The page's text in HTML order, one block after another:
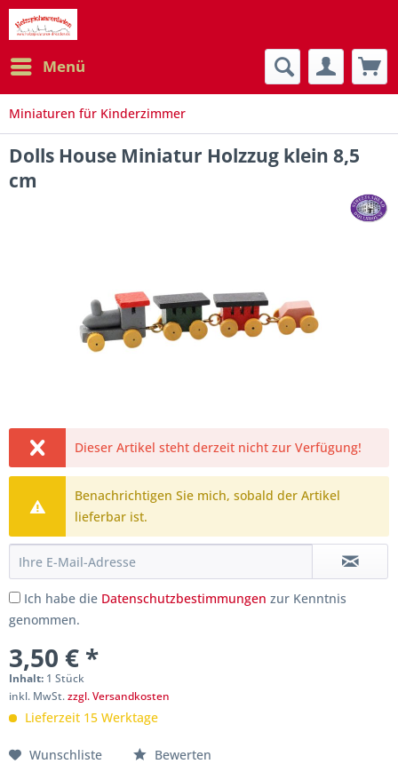
Menü
Miniaturen für Kinderzimmer
Dolls House Miniatur Holzzug klein 8,5
cm
Dieser Artikel steht derzeit nicht zur Verfügung!
Benachrichtigen Sie mich, sobald der Artikel
lieferbar ist.
Ich habe die Datenschutzbestimmungen zur Kenntnis
genommen.
3,50 € *
Inhalt: 1 Stück
inkl. MwSt.zzgl. Versandkosten
Lieferzeit 15 Werktage
Wunschliste Bewerten